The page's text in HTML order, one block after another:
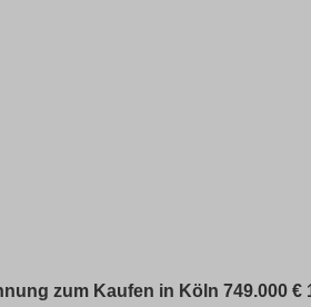
zum Kaufen in Köln 749.000 €